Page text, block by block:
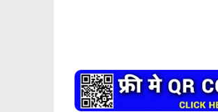
WordPress Carousel Trial Version